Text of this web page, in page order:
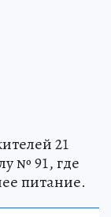
21
№ 91, где
питание.